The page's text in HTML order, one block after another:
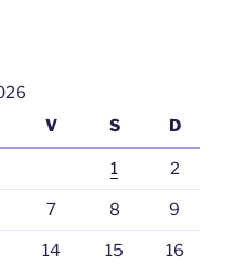
V S D
1 2
7 8 9
14 15 16